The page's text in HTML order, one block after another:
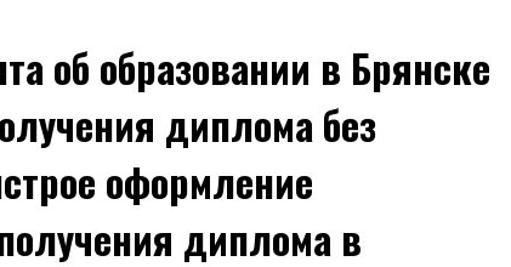
об образовании в Брянске
диплома без
оформление
диплома в